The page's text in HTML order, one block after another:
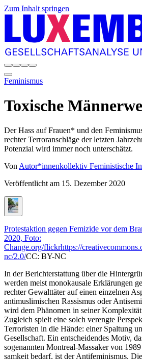
Zum Inhalt springen
Feminismus
Toxische
Der Hass auf Frauen* und den
rechter Terroranschläge der letzten
Potenzial wird immer noch unterschätzt.
VonAutor*innenkollektiv Feministische
Veröffentlicht am 15. Dezember 2020
Protestaktion gegen Femizide vor dem
2020, Foto:
Change.org/flickrhttps://
nc/2.0/CC: BY-NC
In der Berichterstattung über die
werden meist monokausa­le Erklärungen
rechter Gewalttäter auf einen einzelnen
antimuslimischen Rassismus oder
wird dem Phänomen in seiner
Zugleich spielt eine solch verengte
Terroristen in die Hände: einer Spaltung
Gesellschaft. Ein entscheidendes Motiv,
sogenannten Mont­real-Massaker von
samkeit bedarf, ist der Antifeminismus.